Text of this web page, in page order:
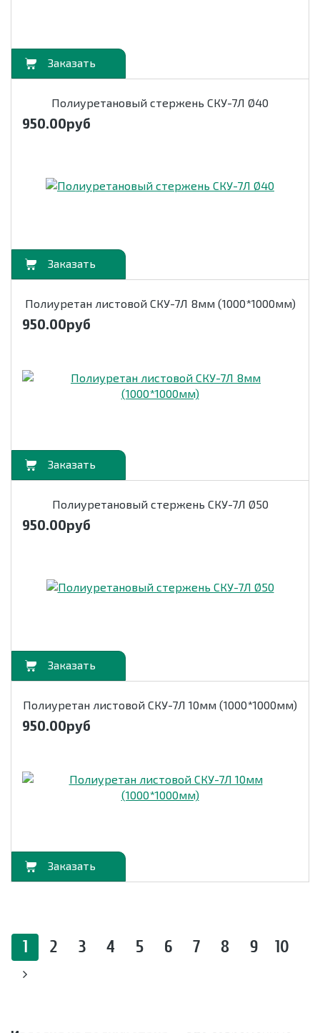
Полиуретановый стержень СКУ-7Л Ø40
950.00руб
Полиуретан листовой СКУ-7Л 8мм (1000*1000мм)
950.00руб
Полиуретановый стержень СКУ-7Л Ø50
950.00руб
Полиуретан листовой СКУ-7Л 10мм (1000*1000мм)
950.00руб
1 2 3 4 5 6 7 8 9 10